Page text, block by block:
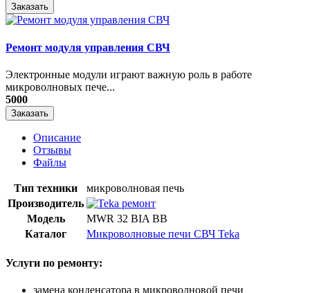
Заказать
Ремонт модуля управления СВЧ
​Электронные модули играют важную роль в работе
микроволновых пече...
5000
Заказать
Описание
Отзывы
Файлы
Тип техники
микроволновая печь
Производитель
Модель
MWR 32 BIA BB
Каталог
Микроволновые печи СВЧ Teka
Услуги по ремонту:
замена конденсатора в микроволновой печи